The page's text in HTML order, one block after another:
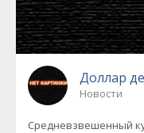
Доллар
Новости
Средневзвешенный